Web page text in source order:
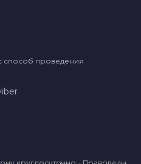
способ проведения